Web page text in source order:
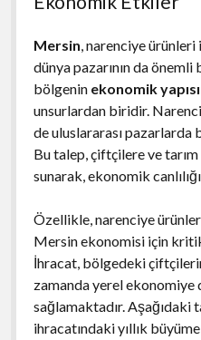
Mersin, narenciye ürünleri
dünya pazarının da
bölgenin ekonomik
unsurlardan biridir.
de uluslararası
Bu talep, çiftçilere ve
sunarak, ekonomik
Özellikle, narenciye
Mersin ekonomisi için
İhracat, bölgedeki
zamanda yerel ekonomiye
sağlamaktadır. Aşağıdaki
ihracatındaki yıllık